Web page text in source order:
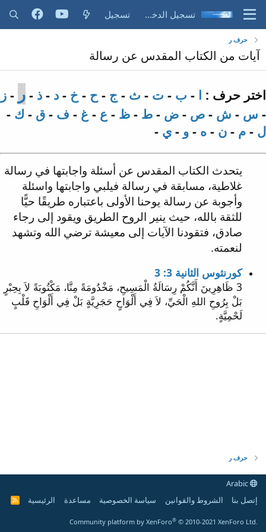
تسجيل الدخول تسجيل
حرف ر
آيات من الكتاب المقدس عن رسالة
اختر حرف : ا - ب - ت - ث - ج - ح - خ - د - ذ - ر - ز
- س - ش - ص - ض - ط - ظ - ع - غ - ف - ق - ك -
ل - م - ن - ه - و - ي -
يتحدث الكتاب المقدس عن أسئلة واجابتها في رسالة
غلاطية، مسابقة في رسالة فيلبي واجابتها واسئلة
وأجوبة عن رسالة يوحنا الأولى باعتباره طريقًا حيًّا
للثقة بالله، حيث ينير الروح الطريق ويقود إلى رجاء
صادق، فتقودنا الآيات إلى معيشة ترضي الله وتشهد
لنعمته.
كورنثوس الثانية 3: 3
3 ظَاهِرِينَ أَنَّكُمْ رِسَالَةُ الْمَسِيحِ، مَخْدُومَةً مِنَّا، مَكْتُوبَةً لاَ بِحِبْرٍ
بَلْ بِرُوحِ اللهِ الْحَيِّ، لاَ فِي أَلْوَاحٍ حَجَرِيَّةٍ بَلْ فِي أَلْوَاحِ قَلْبٍ
لَحْمِيَّةٍ.
حرف ر
إتصل بنا
الشروط والقوانين سياسة الخصوصية مساعدة الرئيسية
R
Community platform by XenForo® © 2010-2021 XenForo Ltd.